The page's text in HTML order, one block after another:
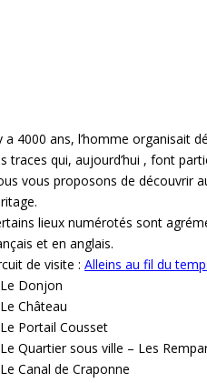
a 4000 ans, l’homme organisait
traces qui, aujourd’hui , font
vous proposons de découvrir
lieux numérotés sont
et en anglais.
de visite : Alleins au fil du
Donjon
Château
Portail Cousset
Quartier sous ville – Les
Canal de Craponne